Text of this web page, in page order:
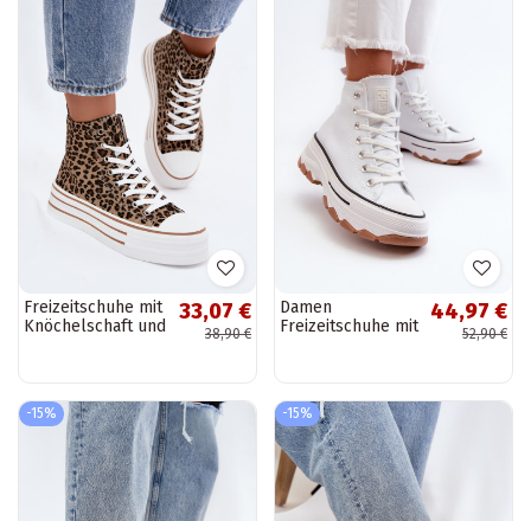
Freizeitschuhe mit
Knöchelschaft und
33,07 €
38,90 €
Damen
Freizeitschuhe mit
44,97 €
52,90 €
-15% -15%